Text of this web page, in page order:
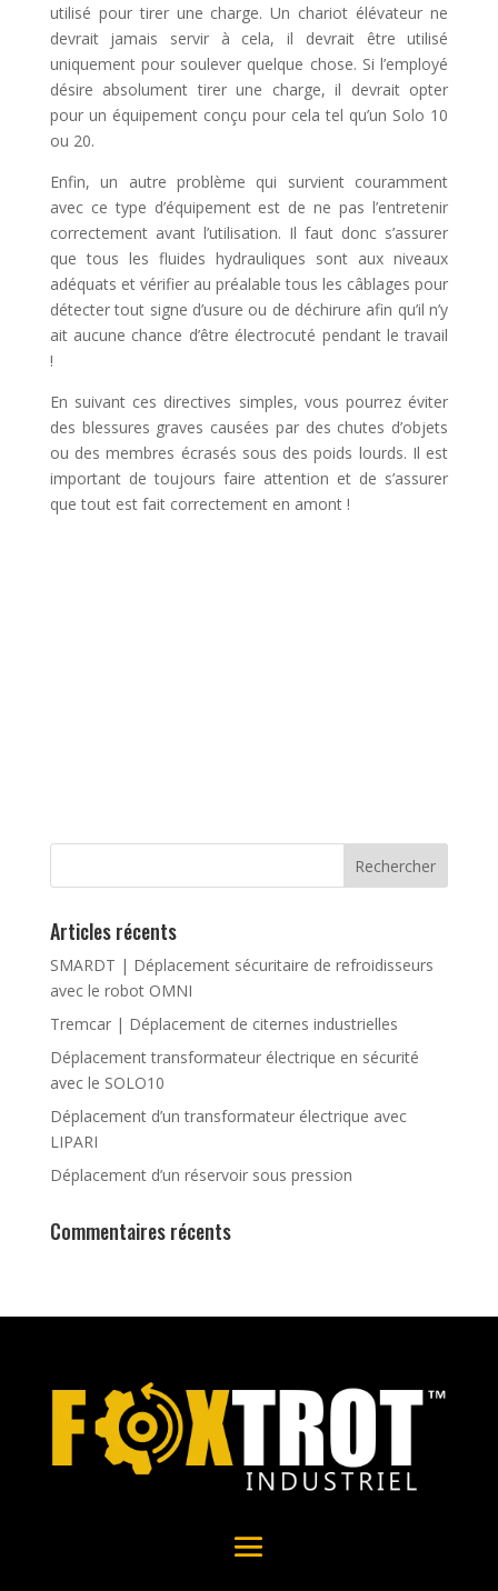
utilisé pour tirer une charge. Un chariot élévateur ne
devrait jamais servir à cela, il devrait être utilisé
uniquement pour soulever quelque chose. Si l’employé
désire absolument tirer une charge, il devrait opter
pour un équipement conçu pour cela tel qu’un Solo 10
ou 20.
Enfin, un autre problème qui survient couramment
avec ce type d’équipement est de ne pas l’entretenir
correctement avant l’utilisation. Il faut donc s’assurer
que tous les fluides hydrauliques sont aux niveaux
adéquats et vérifier au préalable tous les câblages pour
détecter tout signe d’usure ou de déchirure afin qu’il n’y
ait aucune chance d’être électrocuté pendant le travail
!
En suivant ces directives simples, vous pourrez éviter
des blessures graves causées par des chutes d’objets
ou des membres écrasés sous des poids lourds. Il est
important de toujours faire attention et de s’assurer
que tout est fait correctement en amont !
Articles récents
SMARDT | Déplacement sécuritaire de refroidisseurs
avec le robot OMNI
Tremcar | Déplacement de citernes industrielles
Déplacement transformateur électrique en sécurité
avec le SOLO10
Déplacement d’un transformateur électrique avec
LIPARI
Déplacement d’un réservoir sous pression
Commentaires récents